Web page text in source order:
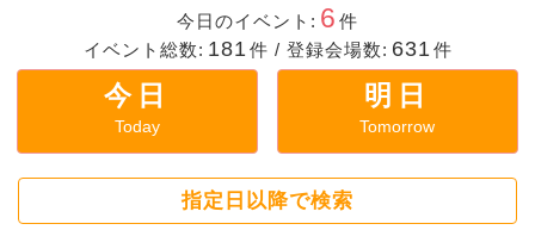
今日のイベント: 6 件
イベント総数: 181 件 / 登録会場数: 631 件
今日
Today
明日
Tomorrow
指定日以降で検索